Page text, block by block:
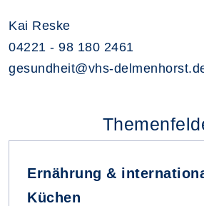
Kai Reske
04221 - 98 180 2461
gesundheit@vhs-
Ernährung &
Küchen